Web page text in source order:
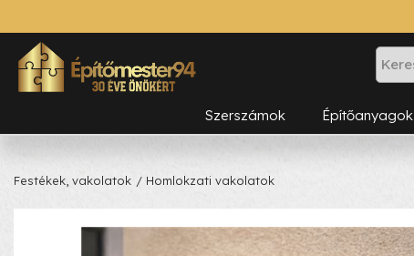
Szerszámok Építőanyagok
Festékek, vakolatok / Homlokzati vakolatok